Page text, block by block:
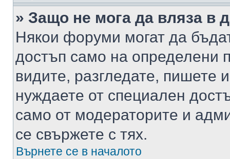
» Защо не мога да вляза в
Някои форуми могат да
достъп само на определени
видите, разгледате, пишете
нуждаете от специален
само от модераторите и
се свържете с тях.
Върнете се в началото